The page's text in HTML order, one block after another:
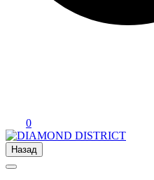
0
Назад